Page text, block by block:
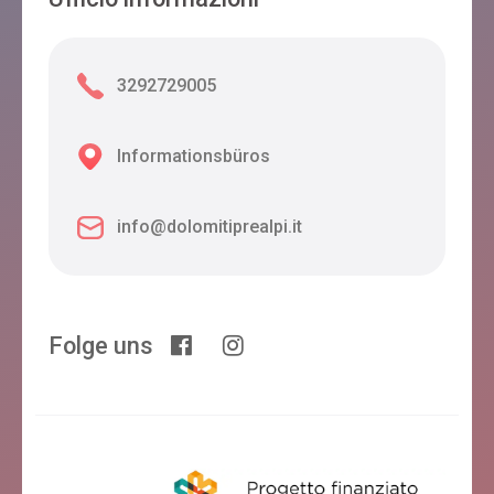
3292729005
Informationsbüros
info@dolomitiprealpi.it
Folge uns